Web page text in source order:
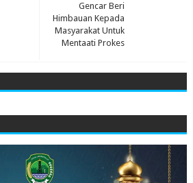
Gencar Beri
Himbauan Kepada
Masyarakat Untuk
Mentaati Prokes